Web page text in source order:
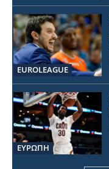
EUROLEAGUE
ΕΥΡΩΠΗ